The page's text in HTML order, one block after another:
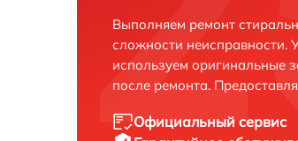
Выполняем ремонт
сложности неисправности.
используем оригинальные
после ремонта.
Официальный сервис